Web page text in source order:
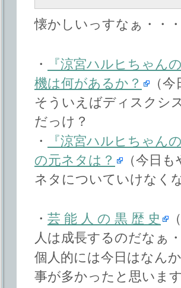
懐かしいっすなぁ・・・
・
『涼宮ハルヒちゃん
機は何があるか？
（
そういえばディスクシ
だっけ？
・
『涼宮ハルヒちゃん
の元ネタは？
（今日
ネタについていけなく
・ 芸 能 人 の 黒 歴 史
人は成長するのだなぁ・
個人的には今日はなん
事が多かったと思いま